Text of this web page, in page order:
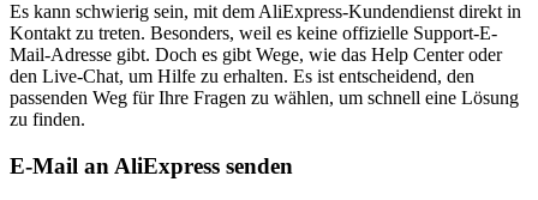
Es kann schwierig sein, mit dem AliExpress-Kundendienst direkt in
Kontakt zu treten. Besonders, weil es keine offizielle Support-E-
Mail-Adresse gibt. Doch es gibt Wege, wie das Help Center oder
den Live-Chat, um Hilfe zu erhalten. Es ist entscheidend, den
passenden Weg für Ihre Fragen zu wählen, um schnell eine Lösung
zu finden.
E-Mail an AliExpress senden